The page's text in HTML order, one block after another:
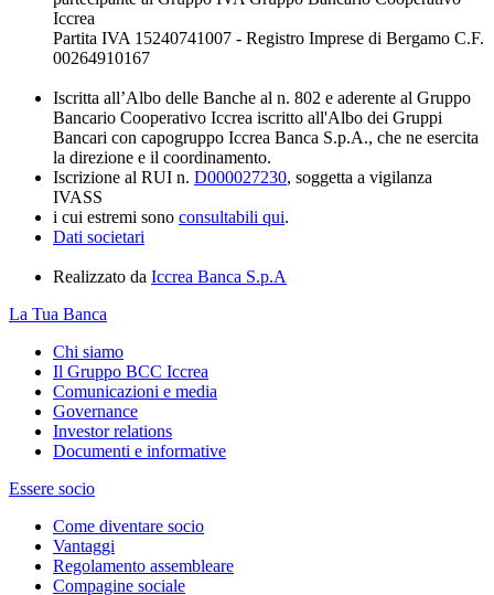
Iccrea
Partita IVA 15240741007 - Registro Imprese di Bergamo C.F.
00264910167
Iscritta all’Albo delle Banche al n. 802 e aderente al Gruppo
Bancario Cooperativo Iccrea iscritto all'Albo dei Gruppi
Bancari con capogruppo Iccrea Banca S.p.A., che ne esercita
la direzione e il coordinamento.
Iscrizione al RUI n. D000027230, soggetta a vigilanza
IVASS
i cui estremi sono consultabili qui.
Dati societari
Realizzato da Iccrea Banca S.p.A
La Tua Banca
Chi siamo
Il Gruppo BCC Iccrea
Comunicazioni e media
Governance
Investor relations
Documenti e informative
Essere socio
Come diventare socio
Vantaggi
Regolamento assembleare
Compagine sociale